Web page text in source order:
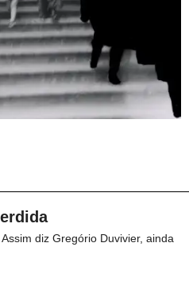
diz Gregório Duvivier, ainda